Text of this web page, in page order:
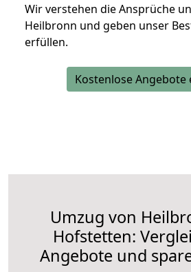
Wir verstehen die Ansprüche
Heilbronn und geben unser
erfüllen.
Kostenlose Angebote
Umzug von
Hofstetten:
Angebote und